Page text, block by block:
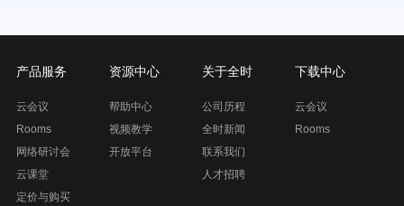
产品服务
云会议
Rooms
网络研讨会
云课堂
定价与购买
资源中心
帮助中心
视频教学
开放平台
关于全时
公司历程
全时新闻
联系我们
人才招聘
下载中心
云会议
Rooms